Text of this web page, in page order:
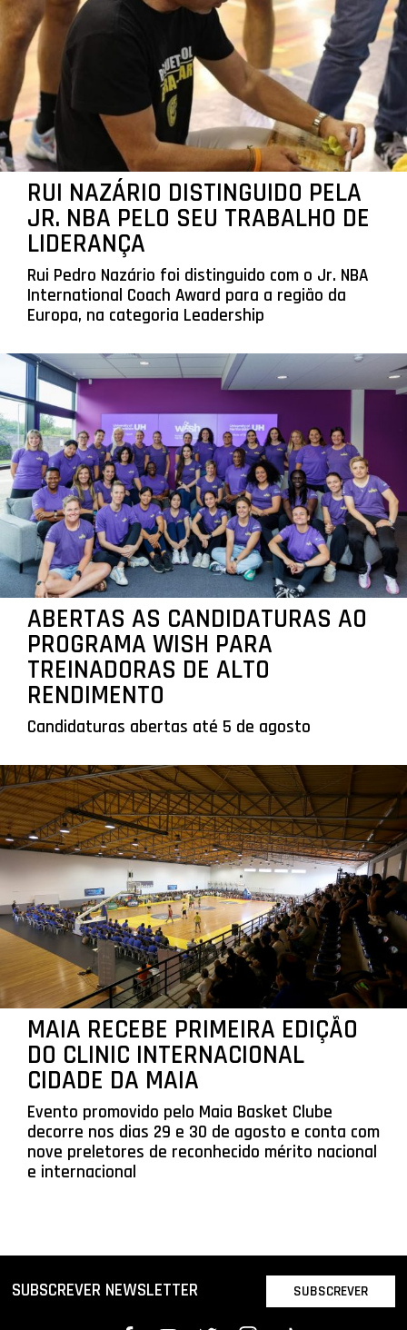
RUI NAZÁRIO DISTINGUIDO PELA
JR. NBA PELO SEU TRABALHO DE
LIDERANÇA
Rui Pedro Nazário foi distinguido com o Jr. NBA
International Coach Award para a região da
Europa, na categoria Leadership
ABERTAS AS CANDIDATURAS AO
PROGRAMA WISH PARA
TREINADORAS DE ALTO
RENDIMENTO
Candidaturas abertas até 5 de agosto
MAIA RECEBE PRIMEIRA EDIÇÃO
DO CLINIC INTERNACIONAL
CIDADE DA MAIA
Evento promovido pelo Maia Basket Clube
decorre nos dias 29 e 30 de agosto e conta com
nove preletores de reconhecido mérito nacional
e internacional
SUBSCREVER NEWSLETTER SUBSCREVER